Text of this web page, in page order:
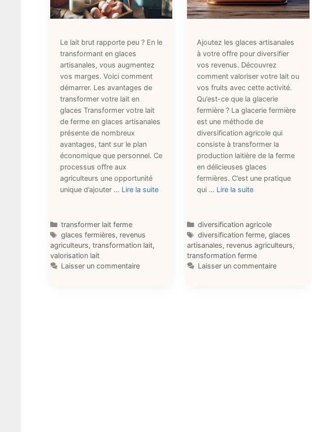
Le lait brut rapporte peu ? En le
transformant en glaces
artisanales, vous augmentez
vos marges. Voici comment
démarrer. Les avantages de
transformer votre lait en
glaces Transformer votre lait
de ferme en glaces artisanales
présente de nombreux
avantages, tant sur le plan
économique que personnel. Ce
processus offre aux
agriculteurs une opportunité
unique d’ajouter … Lire la suite
Catégories
transformer lait ferme
Étiquettes
glaces fermières, revenus
agriculteurs, transformation lait,
valorisation lait
Laisser un commentaire
Ajoutez les glaces artisanales
à votre offre pour diversifier
vos revenus. Découvrez
comment valoriser votre lait ou
vos fruits avec cette activité.
Qu’est-ce que la glacerie
fermière ? La glacerie fermière
est une méthode de
diversification agricole qui
consiste à transformer la
production laitière de la ferme
en délicieuses glaces
fermières. C’est une pratique
qui … Lire la suite
Catégories
diversification agricole
Étiquettes
diversification ferme, glaces
artisanales, revenus agriculteurs,
transformation ferme
Laisser un commentaire